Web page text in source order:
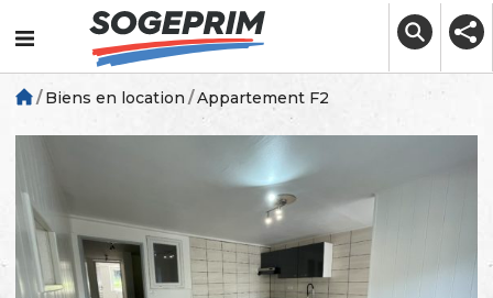
content
Biens en location Appartement F2